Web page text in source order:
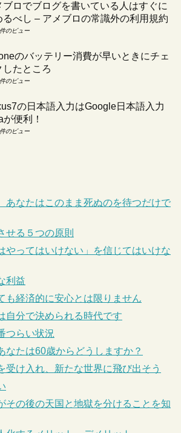
ブロでブログを書いている人はすぐに
るべし – アメブロの常識外の利用規約
のビュー
のバッテリー消費が早いときにチェ
したところ
のビュー
の日本語入力はGoogle日本語入力
が便利！
のビュー
あなたはこのまま死ぬのを待つだけで
せる５つの原則
やってはいけない」を信じてはいけな
利益
も経済的に安心とは限りません
自分で決められる時代です
つらい状況
なたは60歳からどうしますか？
受け入れ、新たな世界に飛び出そう
その後の天国と地獄を分けることを知